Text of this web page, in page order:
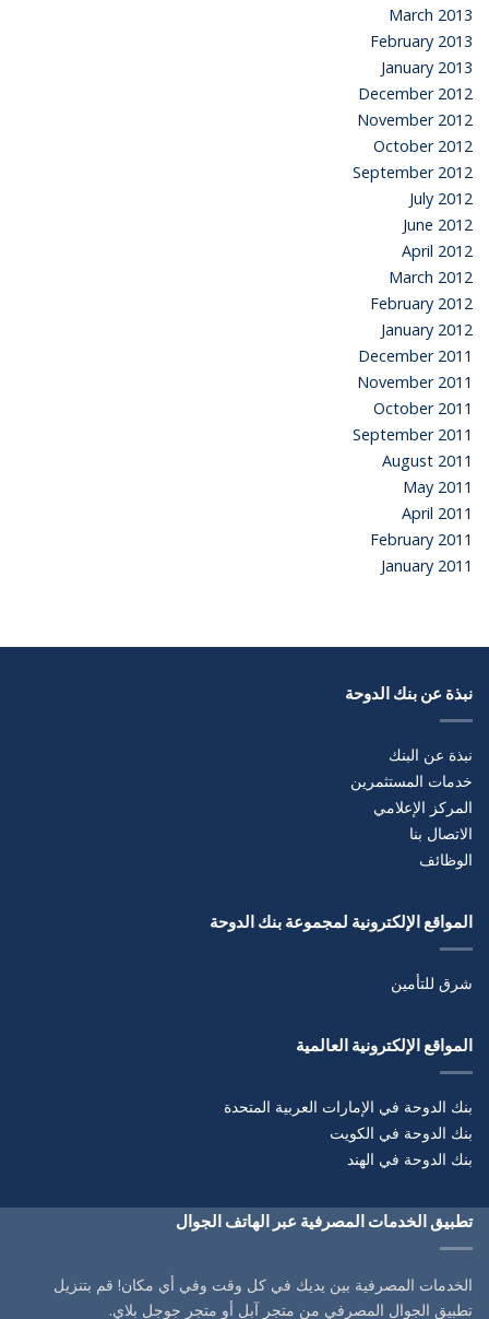
March 2013
February 2013
January 2013
December 2012
November 2012
October 2012
September 2012
July 2012
June 2012
April 2012
March 2012
February 2012
January 2012
December 2011
November 2011
October 2011
September 2011
August 2011
May 2011
April 2011
February 2011
January 2011
نبذة عن بنك الدوحة
نبذة عن البنك
خدمات المستثمرين
المركز الإعلامي
الاتصال بنا
الوظائف
المواقع الإلكترونية لمجموعة بنك الدوحة
شرق للتأمين
المواقع الإلكترونية العالمية
بنك الدوحة في الإمارات العربية المتحدة
بنك الدوحة في الكويت
بنك الدوحة في الهند
تطبيق الخدمات المصرفية عبر الهاتف الجوال
الخدمات المصرفية بين يديك في كل وقت وفي أي مكان! قم بتنزيل
تطبيق الجوال المصرفي من متجر آبل أو متجر جوجل بلاي.